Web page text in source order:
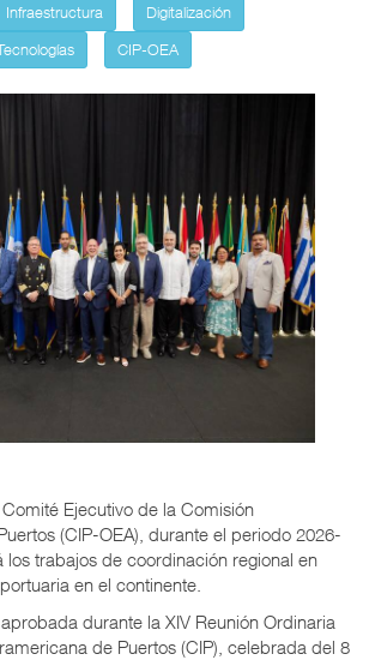
Infraestructura
Digitalización
CIP-OEA
Ejecutivo de la Comisión
(CIP-OEA), durante el periodo 2026-
los trabajos de coordinación regional en
en el continente.
durante la XIV Reunión Ordinaria
de Puertos (CIP), celebrada del 8